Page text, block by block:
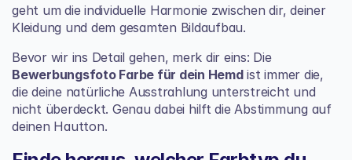
geht um die individuelle Harmonie zwischen dir, deiner
Kleidung und dem gesamten Bildaufbau.
Bevor wir ins Detail gehen, merk dir eins: Die
Bewerbungsfoto Farbe für dein Hemd ist immer die,
die deine natürliche Ausstrahlung unterstreicht und
nicht überdeckt. Genau dabei hilft die Abstimmung auf
deinen Hautton.